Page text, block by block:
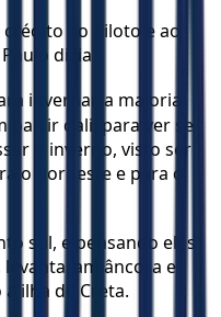
ao piloto e ao
dizia.
invernar, a maioria
partir dali, para ver se
o inverno, visto ser
o noroeste e para o
sul, e pensando eles
levantaram âncora e
ilha de Creta.